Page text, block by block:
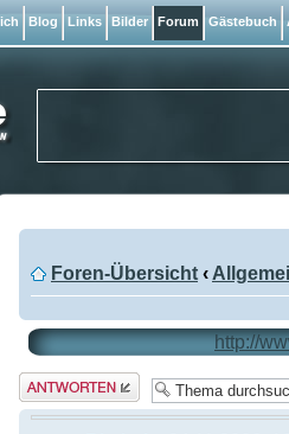
Foren-Übersicht ‹
http://
Antwort
erstellen
Blog Links Bilder Forum Gästebuch